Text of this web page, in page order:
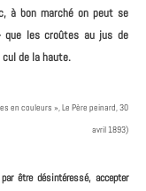
à bon marché on peut se
les croûtes au jus de
de la haute.
en couleurs », Le Père peinard, 30
avril 1893)
être désintéressé, accepter